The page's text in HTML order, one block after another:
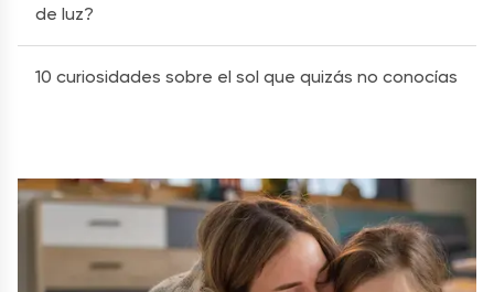
de luz?
10 curiosidades sobre el sol que quizás no conocías